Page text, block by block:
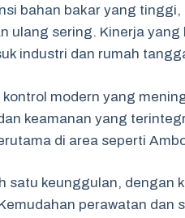
bahan bakar yang
ulang sering. Kinerja
industri dan rumah
modern yang
keamanan yang
di area seperti
satu keunggulan, dengan
perawatan dan